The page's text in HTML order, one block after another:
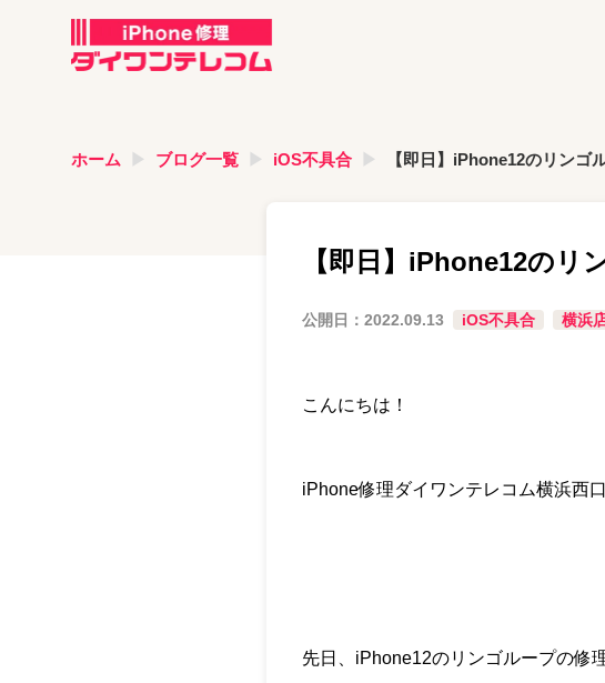
ホーム ブログ一覧 iOS不具合 【即日】iPhone12のリンゴ
【即日】iPhone12のリ
公開日： 2022.09.13 iOS不具合 横浜
こんにちは！
iPhone修理ダイワンテレコム横浜西口
先日、iPhone12のリンゴループの修